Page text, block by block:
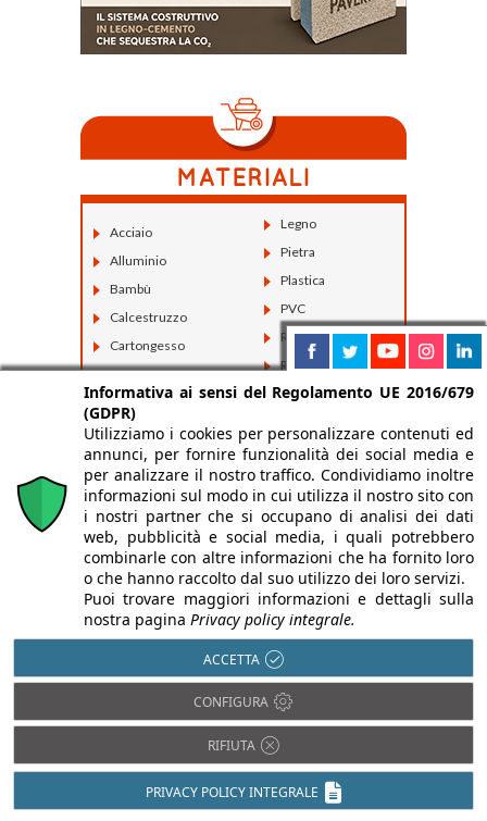
Acciaio
Alluminio
Bambù
Calcestruzzo
Cartongesso
Cemento
Ceramica
Compositi
Fibrocemento
Legno
Pietra
Plastica
PVC
Rame
Resina
Tessuti
Informativa ai sensi del Regolamento UE 2016/679
(GDPR)
Utilizziamo i cookies per personalizzare contenuti ed
annunci, per fornire funzionalità dei social media e
per analizzare il nostro traffico. Condividiamo inoltre
informazioni sul modo in cui utilizza il nostro sito con
i nostri partner che si occupano di analisi dei dati
web, pubblicità e social media, i quali potrebbero
combinarle con altre informazioni che ha fornito loro
o che hanno raccolto dal suo utilizzo dei loro servizi.
Puoi trovare maggiori informazioni e dettagli sulla
nostra pagina Privacy policy integrale.
ACCETTA
CONFIGURA
RIFIUTA
PRIVACY POLICY INTEGRALE